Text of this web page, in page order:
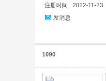
注册时间
2022-11-23
发消息
1090